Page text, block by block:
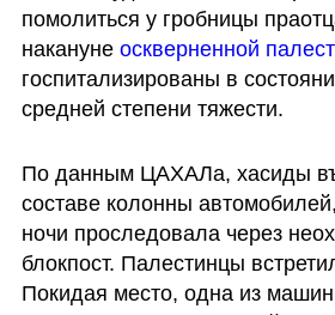
помолиться у гробницы
накануне оскверненной
госпитализированы в
средней степени тяжести.
По данным ЦАХАЛа, хасиды
составе колонны
ночи проследовала через
блокпост. Палестинцы
Покидая место, одна из